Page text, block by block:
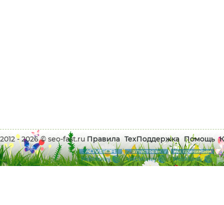
2012 - 2026 © seo-fast.ru Правила ТехПоддержка Помощь